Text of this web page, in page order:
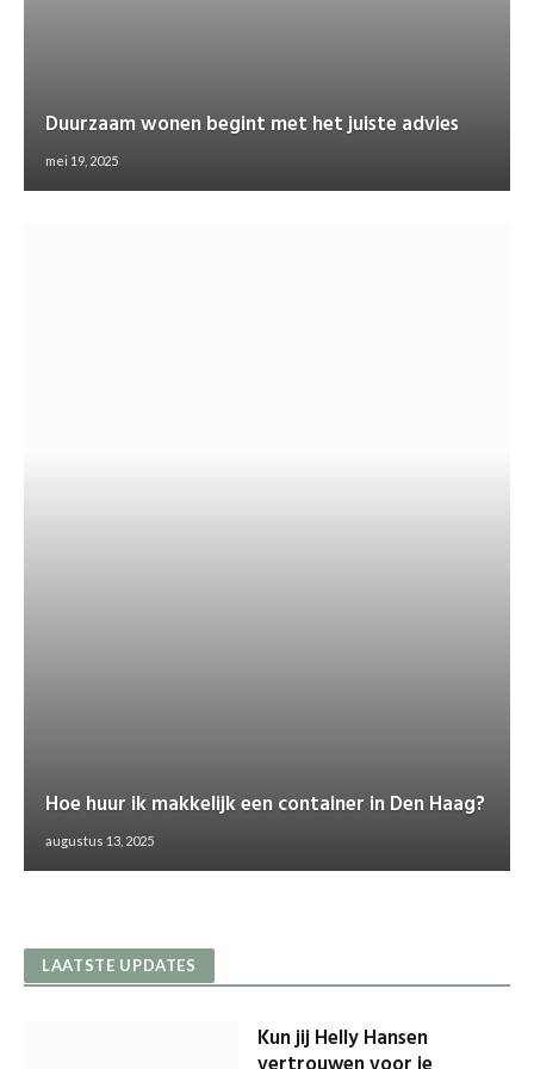
Duurzaam wonen begint met het juiste advies
mei 19, 2025
Hoe huur ik makkelijk een container in Den Haag?
augustus 13, 2025
LAATSTE UPDATES
Kun jij Helly Hansen